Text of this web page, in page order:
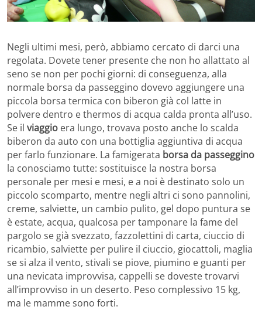
Negli ultimi mesi, però, abbiamo cercato di darci una
regolata. Dovete tener presente che non ho allattato al
seno se non per pochi giorni: di conseguenza, alla
normale borsa da passeggino dovevo aggiungere una
piccola borsa termica con biberon già col latte in
polvere dentro e thermos di acqua calda pronta all’uso.
Se il viaggio era lungo, trovava posto anche lo scalda
biberon da auto con una bottiglia aggiuntiva di acqua
per farlo funzionare. La famigerata borsa da passeggino
la conosciamo tutte: sostituisce la nostra borsa
personale per mesi e mesi, e a noi è destinato solo un
piccolo scomparto, mentre negli altri ci sono pannolini,
creme, salviette, un cambio pulito, gel dopo puntura se
è estate, acqua, qualcosa per tamponare la fame del
pargolo se già svezzato, fazzolettini di carta, ciuccio di
ricambio, salviette per pulire il ciuccio, giocattoli, maglia
se si alza il vento, stivali se piove, piumino e guanti per
una nevicata improvvisa, cappelli se doveste trovarvi
all’improvviso in un deserto. Peso complessivo 15 kg,
ma le mamme sono forti.